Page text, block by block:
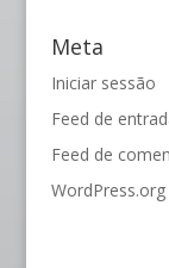
Meta
Iniciar sessão
Feed de
Feed de
WordPress.org